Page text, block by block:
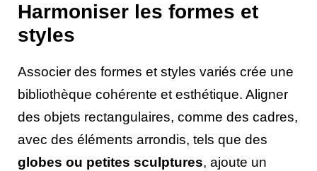
Harmoniser les formes et
styles
Associer des formes et styles variés crée une
bibliothèque cohérente et esthétique. Aligner
des objets rectangulaires, comme des cadres,
avec des éléments arrondis, tels que des
globes ou petites sculptures, ajoute un